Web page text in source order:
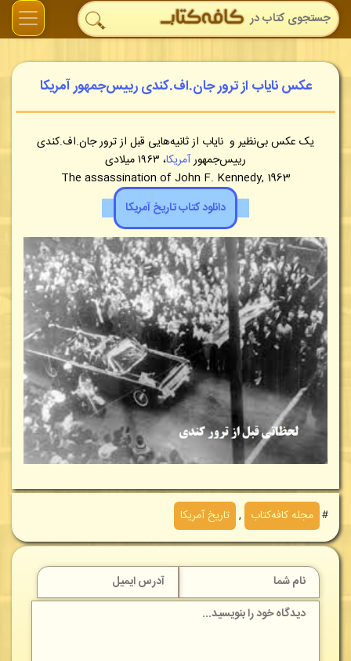
عکس نایاب از ترور جان.اف.کندی رییس‌جمهور آمریکا
یک عکس بی‌نظیر و نایاب از ثانیه‌هایی قبل از ترور جان.اف.کندی
رییس‌جمهورآمریکا، ١٩۶٣ میلادی
The assassination of John F. Kennedy, 1963
دانلود کتاب تاریخ آمریکا
＃ مجله کافه‌کتاب , تاریخ آمریکا